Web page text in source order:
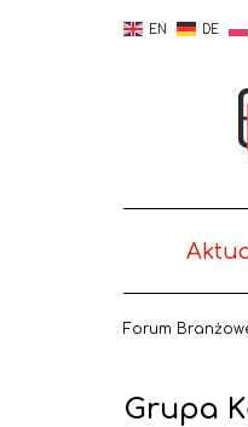
EN DE
Forum
Grupa